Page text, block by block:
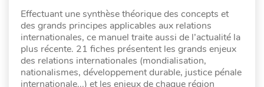
Effectuant une synthèse théorique des concepts et
des grands principes applicables aux relations
internationales, ce manuel traite aussi de l’actualité la
plus récente. 21 fiches présentent les grands enjeux
des relations internationales (mondialisation,
nationalismes, développement durable, justice pénale
internationale...) et les enjeux de chaque région